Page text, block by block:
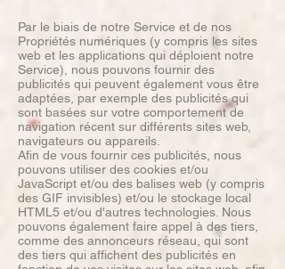
Par le biais de notre Service et de nos
Propriétés numériques (y compris les sites
web et les applications qui déploient notre
Service), nous pouvons fournir des
publicités qui peuvent également vous être
adaptées, par exemple des publicités qui
sont basées sur votre comportement de
navigation récent sur différents sites web,
navigateurs ou appareils.
Afin de vous fournir ces publicités, nous
pouvons utiliser des cookies et/ou
JavaScript et/ou des balises web (y compris
des GIF invisibles) et/ou le stockage local
HTML5 et/ou d'autres technologies. Nous
pouvons également faire appel à des tiers,
comme des annonceurs réseau, qui sont
des tiers qui affichent des publicités en